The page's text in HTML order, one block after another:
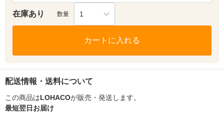
在庫あり 数量 1
カートに入れる
配送情報・送料について
この商品はLOHACOが販売・発送します。
最短翌日お届け